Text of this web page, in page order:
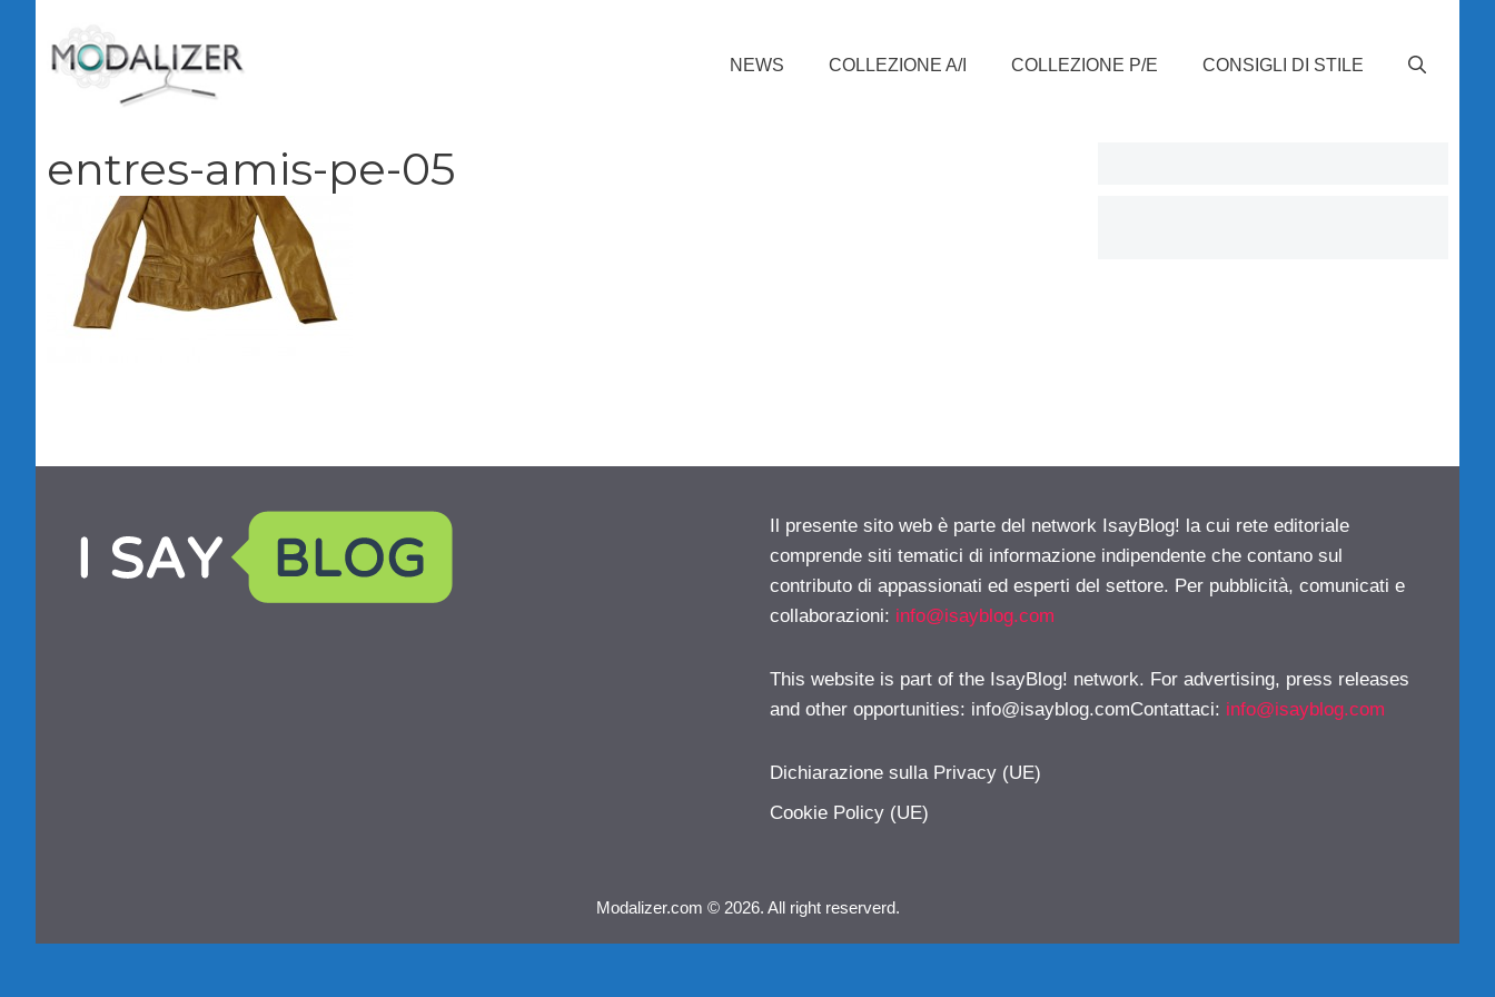
contenuto
NEWS COLLEZIONE A/I COLLEZIONE P/E CONSIGLI DI STILE
entres-amis-pe-05
Il presente sito web è parte del network IsayBlog! la cui rete editoriale
comprende siti tematici di informazione indipendente che contano sul
contributo di appassionati ed esperti del settore. Per pubblicità, comunicati e
collaborazioni: info@isayblog.com
This website is part of the IsayBlog! network. For advertising, press releases
and other opportunities: info@isayblog.comContattaci: info@isayblog.com
Dichiarazione sulla Privacy (UE)
Cookie Policy (UE)
Modalizer.com © 2026. All right reserverd.